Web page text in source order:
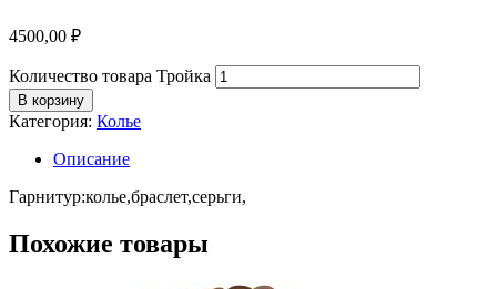
4500,00 ₽
Количество товара Тройка
В корзину
Категория: Колье
Описание
Гарнитур:колье,браслет,серьги,
Похожие товары